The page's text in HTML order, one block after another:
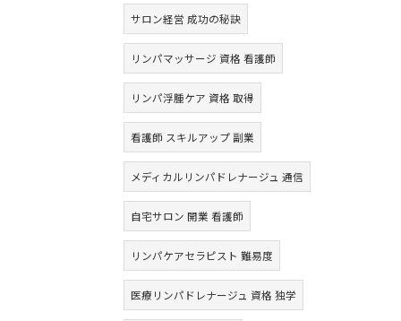
サロン経営 成功の秘訣
リンパマッサージ 資格 看護師
リンパ浮腫ケア 資格 取得
看護師 スキルアップ 副業
メディカルリンパドレナージュ 通信
自宅サロン 開業 看護師
リンパケアセラピスト 難易度
医療リンパドレナージュ 資格 独学